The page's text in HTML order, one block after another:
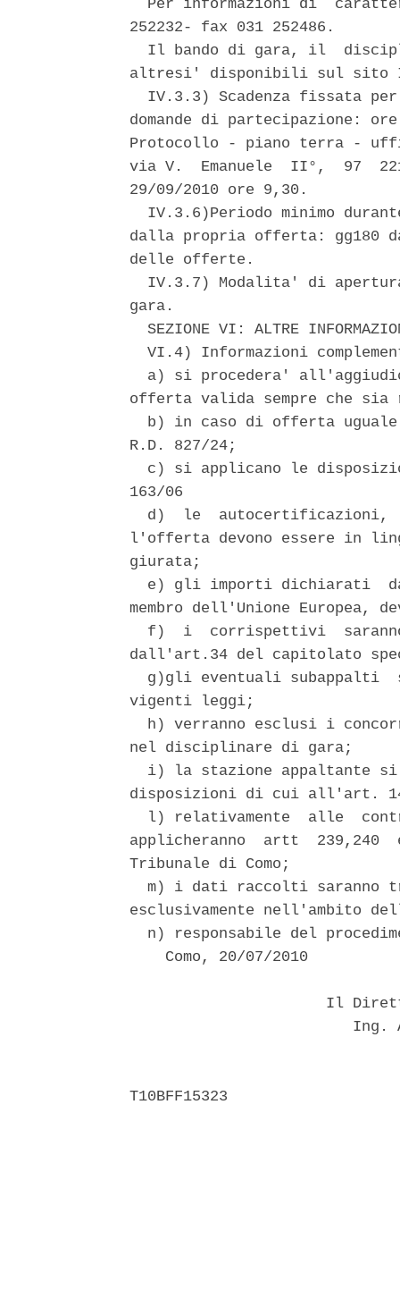
Per informazioni di
252232- fax 031 252486.
Il bando di gara, il
altresi' disponibili sul sito
IV.3.3) Scadenza fissata
domande di partecipazione:
Protocollo - piano terra -
via V.  Emanuele  II°,  97
29/09/2010 ore 9,30.
IV.3.6)Periodo minimo
dalla propria offerta: gg180
delle offerte.
IV.3.7) Modalita' di
gara.
SEZIONE VI: ALTRE
VI.4) Informazioni
a) si procedera'
offerta valida sempre che
b) in caso di offerta
R.D. 827/24;
c) si applicano le
163/06
d)  le  autocertificazioni,
l'offerta devono essere in
giurata;
e) gli importi dichiarati
membro dell'Unione Europea,
f)  i  corrispettivi
dall'art.34 del capitolato
g)gli eventuali subappalti
vigenti leggi;
h) verranno esclusi i
nel disciplinare di gara;
i) la stazione appaltante
disposizioni di cui all'art.
l) relativamente  alle
applicheranno  artt  239,240
Tribunale di Como;
m) i dati raccolti saranno
esclusivamente nell'ambito
n) responsabile del
    Como, 20/07/2010
Il